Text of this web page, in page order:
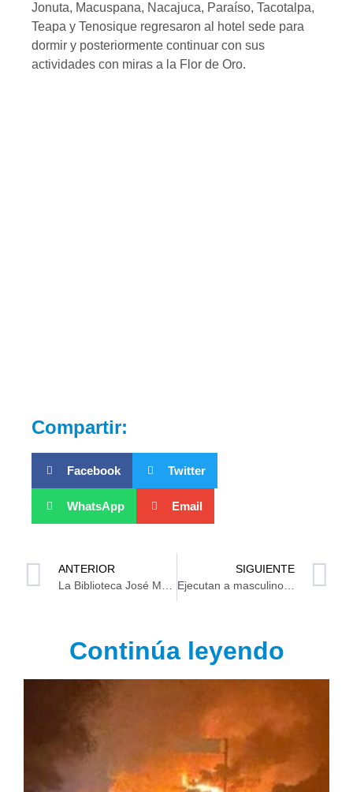
Jonuta, Macuspana, Nacajuca, Paraíso, Tacotalpa,
Teapa y Tenosique regresaron al hotel sede para
dormir y posteriormente continuar con sus
actividades con miras a la Flor de Oro.
Compartir:
Facebook Twitter
WhatsApp Email
ANTERIOR
SIGUIENTE
Ejecutan a masculino en Walmart de avenida Universidad en Villahermosa
Continúa leyendo